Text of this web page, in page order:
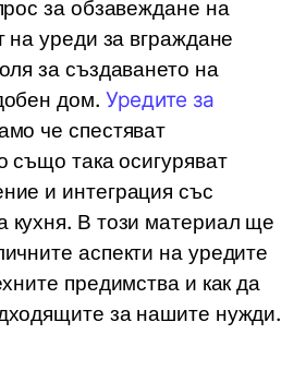
за обзавеждане на
на уреди за вграждане
за създаването на
дом. Уредите за
че спестяват
също така осигуряват
и интеграция със
кухня. В този материал ще
аспекти на уредите
предимства и как да
за нашите нужди.